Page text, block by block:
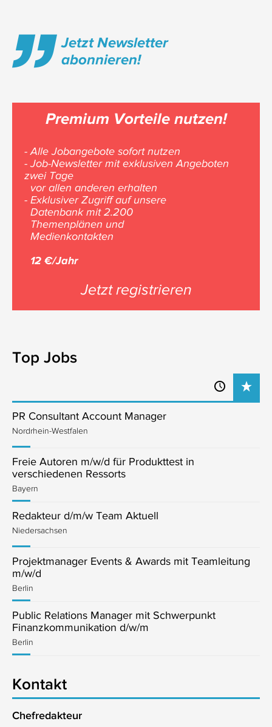
Jetzt Newsletter
abonnieren!
Premium Vorteile nutzen!
- Alle Jobangebote sofort nutzen
- Job-Newsletter mit exklusiven Angeboten
zwei Tage
vor allen anderen erhalten
- Exklusiver Zugriff auf unsere
Datenbank mit 2.200
Themenplänen und
Medienkontakten
12 €/Jahr
Jetzt registrieren
Top Jobs
PR Consultant Account Manager
Nordrhein-Westfalen
Freie Autoren m/w/d für Produkttest in
verschiedenen Ressorts
Bayern
Redakteur d/m/w Team Aktuell
Niedersachsen
Projektmanager Events & Awards mit Teamleitung
m/w/d
Berlin
Public Relations Manager mit Schwerpunkt
Finanzkommunikation d/w/m
Berlin
Kontakt
Chefredakteur